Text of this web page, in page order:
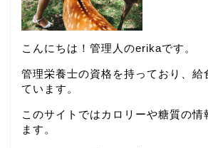
こんにちは！管理人のerikaです。
管理栄養士の資格を持っており、給
ています。
このサイトではカロリーや糖質の情
ます。